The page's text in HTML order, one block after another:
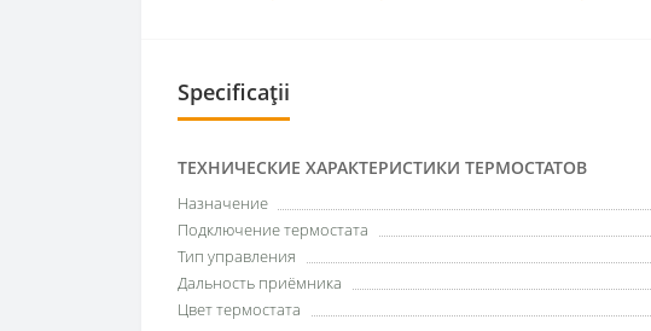
Specificații
ТЕХНИЧЕСКИЕ ХАРАКТЕРИСТИКИ ТЕРМОСТАТОВ
Назначение
Подключение термостата
Тип управления
Дальность приёмника
Цвет термостата